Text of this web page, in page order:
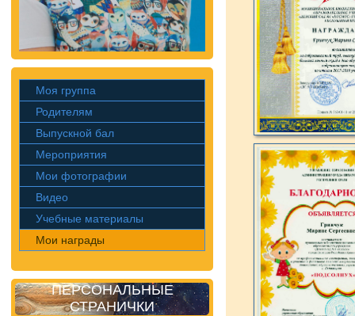
Моя группа
Родителям
Выпускной бал
Мероприятия
Мои фотографии
Видео
Учебные материалы
Мои награды
ПЕРСОНАЛЬНЫЕ
СТРАНИЧКИ